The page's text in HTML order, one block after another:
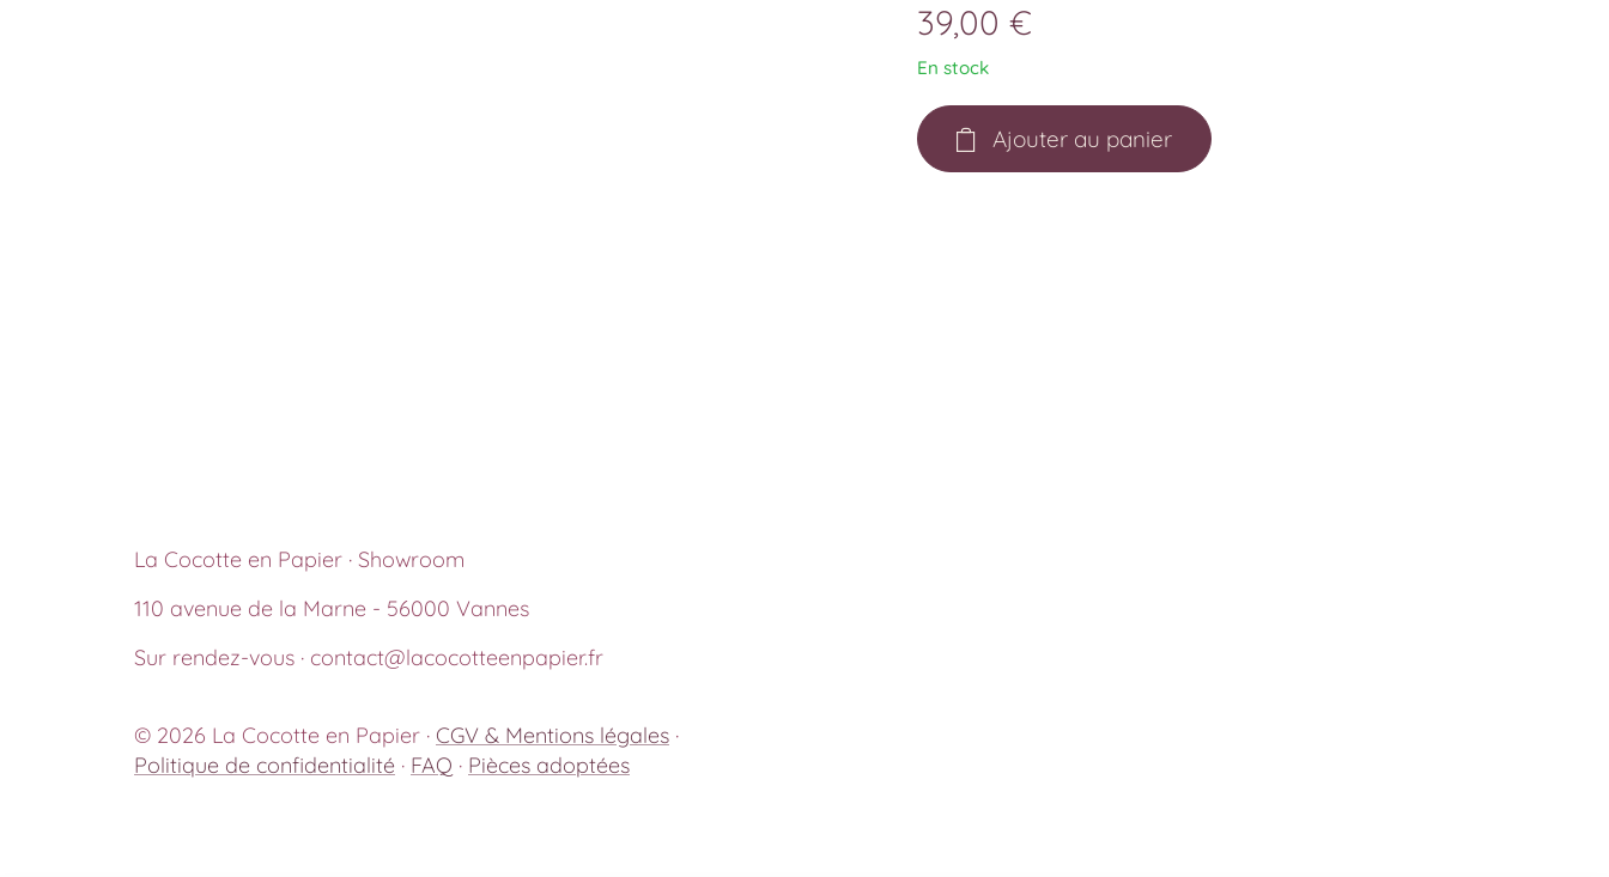
39,00 €
En stock
Ajouter au panier
La Cocotte en Papier · Showroom
110 avenue de la Marne - 56000 Vannes
Sur rendez-vous · contact@lacocotteenpapier.fr
© 2026 La Cocotte en Papier · CGV & Mentions légales ·
Politique de confidentialité · FAQ · Pièces adoptées